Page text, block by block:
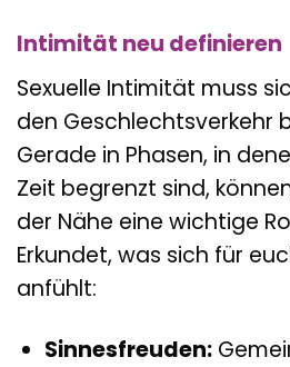
Intimität neu definieren
Sexuelle Intimität muss
den Geschlechtsverkehr
Gerade in Phasen, in
Zeit begrenzt sind,
der Nähe eine wichtige
Erkundet, was sich für
anfühlt:
Sinnesfreuden: